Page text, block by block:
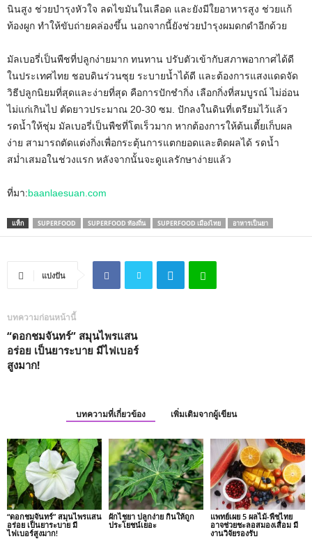
นินสูง ช่วยบำรุงหัวใจ ลดไขมันในเลือด และยังมีใยอาหารสูง ช่วยแก้
ท้องผูก ทำให้ขับถ่ายคล่องขึ้น นอกจากนี้ยังช่วยบำรุงผมดกดำอีกด้วย
มัลเบอรี่เป็นพืชที่ปลูกง่ายมาก ทนทาน ปรับตัวเข้ากับสภาพอากาศได้ดี
ในประเทศไทย ชอบดินร่วนซุย ระบายน้ำได้ดี และต้องการแสงแดดจัด
วิธีปลูกนิยมที่สุดและง่ายที่สุด คือการปักชำกิ่ง เลือกกิ่งที่สมบูรณ์ ไม่อ่อน
ไม่แก่เกินไป ตัดยาวประมาณ 20-30 ซม. ปักลงในดินที่เตรียมไว้แล้ว
รดน้ำให้ชุ่ม มัลเบอรี่เป็นพืชที่โตเร็วมาก หากต้องการให้ต้นเตี้ยเก็บผล
ง่าย สามารถตัดแต่งกิ่งเพื่อกระตุ้นการแตกยอดและติดผลได้ รดน้ำ
สม่ำเสมอในช่วงแรก หลังจากนั้นจะดูแลรักษาง่ายแล้ว
ที่มา:baanlaesuan.com
แท็ก SUPERFOOD SUPERFOOD ท้องถิ่น SUPERFOOD เมืองไทย อาหารเป็นยา
แบ่งปัน
บทความก่อนหน้านี้
“ดอกชมจันทร์” สมุนไพรแสน
อร่อย เป็นยาระบาย มีไฟเบอร์
สูงมาก!
บทความที่เกี่ยวข้อง เพิ่มเติมจากผู้เขียน
“ดอกชมจันทร์” สมุนไพรแสน
อร่อย เป็นยาระบาย มี
ไฟเบอร์สูงมาก!
ผักไชยา ปลูกง่าย กินให้ถูก
ประโยชน์เยอะ
แพทย์เผย 5 ผลไม้-พืชไทย
อาจช่วยชะลอสมองเสื่อม มี
งานวิจัยรองรับ